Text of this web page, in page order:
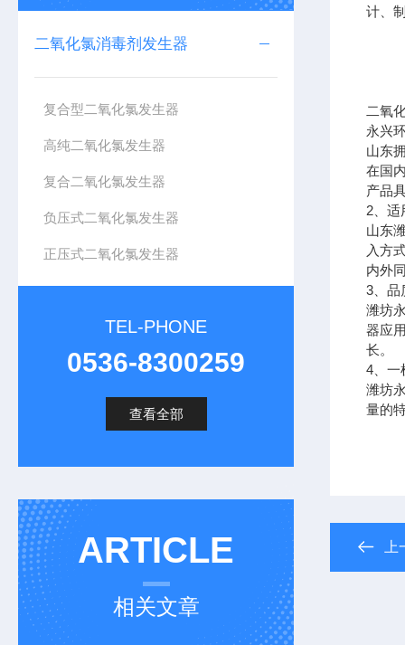
二氧化氯消毒剂发生器
复合型二氧化氯发生器
高纯二氧化氯发生器
复合二氧化氯发生器
负压式二氧化氯发生器
正压式二氧化氯发生器
TEL-PHONE
0536-8300259
查看全部
ARTICLE
相关文章
计、
二氧
永兴
山东
在国
产品
2 、
山东
入方
内外
3 、
潍坊
器应
长。
4 、
潍坊
量的